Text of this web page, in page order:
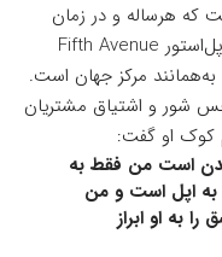
که هرساله و در زمان
اراعه آیفون‌های تازه تلاش می‌کند که به اپل‌استور Fifth Avenue
به‌همانند مرکز جهان است.
شور و اشتیاق مشتریان
کوک او گفت:
است من فقط به
به اپل است و من
به او ابراز